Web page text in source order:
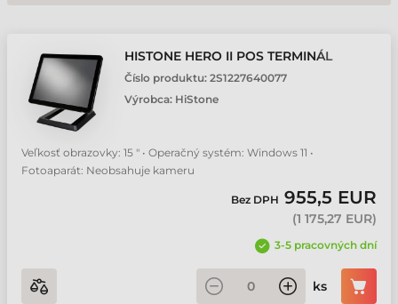
HISTONE HERO II POS TERMINÁL
Číslo produktu: 2S1227640077
Výrobca: HiStone
Veľkosť obrazovky: 15 " • Operačný systém: Windows 11 •
Fotoaparát: Neobsahuje kameru
Bez DPH 955,5 EUR
(1 175,27 EUR)
3-5 pracovných dní
ks